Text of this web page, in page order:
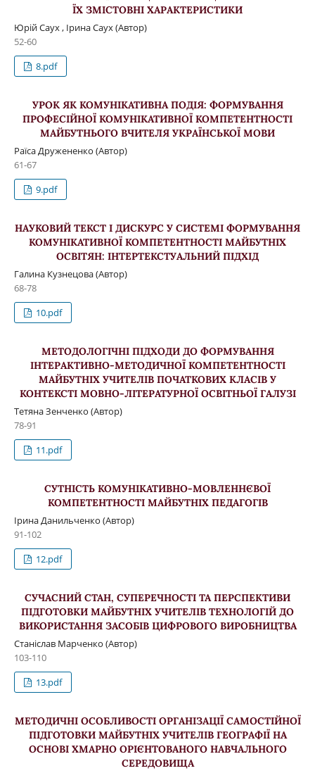
ЇХ ЗМІСТОВНІ ХАРАКТЕРИСТИКИ
Юрій Саух , Ірина Саух (Автор)
52-60
8.pdf
УРОК ЯК КОМУНІКАТИВНА ПОДІЯ: ФОРМУВАННЯ
ПРОФЕСІЙНОЇ КОМУНІКАТИВНОЇ КОМПЕТЕНТНОСТІ
МАЙБУТНЬОГО ВЧИТЕЛЯ УКРАЇНСЬКОЇ МОВИ
Раїса Дружененко (Автор)
61-67
9.pdf
НАУКОВИЙ ТЕКСТ І ДИСКУРС У СИСТЕМІ ФОРМУВАННЯ
КОМУНІКАТИВНОЇ КОМПЕТЕНТНОСТІ МАЙБУТНІХ
ОСВІТЯН: ІНТЕРТЕКСТУАЛЬНИЙ ПІДХІД
Галина Кузнецова (Автор)
68-78
10.pdf
МЕТОДОЛОГІЧНІ ПІДХОДИ ДО ФОРМУВАННЯ
ІНТЕРАКТИВНО-МЕТОДИЧНОЇ КОМПЕТЕНТНОСТІ
МАЙБУТНІХ УЧИТЕЛІВ ПОЧАТКОВИХ КЛАСІВ У
КОНТЕКСТІ МОВНО-ЛІТЕРАТУРНОЇ ОСВІТНЬОЇ ГАЛУЗІ
Тетяна Зенченко (Автор)
78-91
11.pdf
СУТНІСТЬ КОМУНІКАТИВНО-МОВЛЕННЄВОЇ
КОМПЕТЕНТНОСТІ МАЙБУТНІХ ПЕДАГОГІВ
Ірина Данильченко (Автор)
91-102
12.pdf
СУЧАСНИЙ СТАН, СУПЕРЕЧНОСТІ ТА ПЕРСПЕКТИВИ
ПІДГОТОВКИ МАЙБУТНІХ УЧИТЕЛІВ ТЕХНОЛОГІЙ ДО
ВИКОРИСТАННЯ ЗАСОБІВ ЦИФРОВОГО ВИРОБНИЦТВА
Станіслав Марченко (Автор)
103-110
13.pdf
МЕТОДИЧНІ ОСОБЛИВОСТІ ОРГАНІЗАЦІЇ САМОСТІЙНОЇ
ПІДГОТОВКИ МАЙБУТНІХ УЧИТЕЛІВ ГЕОГРАФІЇ НА
ОСНОВІ ХМАРНО ОРІЄНТОВАНОГО НАВЧАЛЬНОГО
СЕРЕДОВИЩА